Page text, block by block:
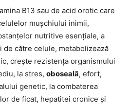
B13 sau de acid orotic care
mușchiului inimii,
nutritive esențiale, a
de către celule, metabolizează
crește rezistența organismului
la stres, oboseală, efort,
genetic, la combaterea
de ficat, hepatitei cronice și